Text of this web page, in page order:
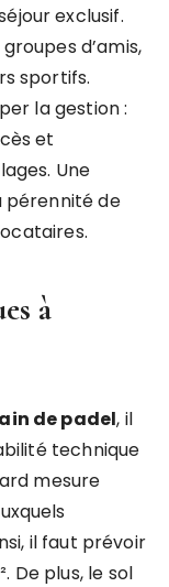
exclusif.
d’amis,
sportifs.
la gestion :
et
Une
pérennité de
à
de padel, il
technique
mesure
il faut prévoir
De plus, le sol